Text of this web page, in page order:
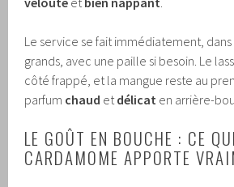
Le service se fait immédiatement,
grands, avec une paille si besoin. Le
côté frappé, et la mangue reste au
parfum chaud et délicat en arrière-
LE GOÛT EN BOUCHE : CE
CARDAMOME APPORTE